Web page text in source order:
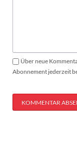
Über neue
Abonnement jederzeit
KOMMENTAR